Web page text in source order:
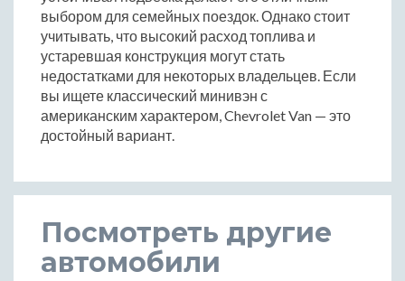
выбором для семейных поездок. Однако стоит
учитывать, что высокий расход топлива и
устаревшая конструкция могут стать
недостатками для некоторых владельцев. Если
вы ищете классический минивэн с
американским характером, Chevrolet Van — это
достойный вариант.
Посмотреть другие
автомобили